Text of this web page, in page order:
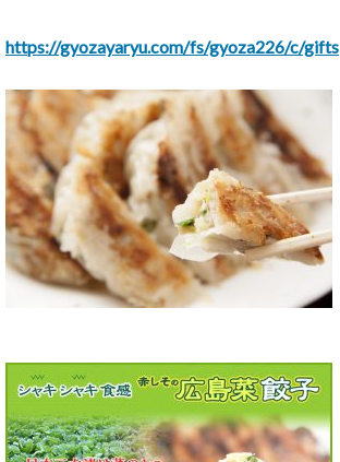
https://gyozayaryu.com/fs/gyoza226/c/gifts